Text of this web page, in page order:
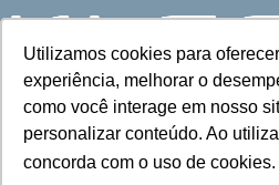
Utilizamos cookies para
experiência, melhorar o
como você interage em nosso
personalizar conteúdo. Ao
concorda com o uso de cookies.
Utilizamos cookies para
experiência, melhorar o
como você interage em nosso
personalizar conteúdo. Ao
concorda com o uso de cookies.
Pular
para
o
conteúdo